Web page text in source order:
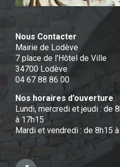
Nous Contacter
Mairie de Lodève
7 place de l'Hôtel de Ville
34700 Lodève
04 67 88 86 00
Nos horaires d’ouverture
Lundi, mercredi et jeudi : de
à 17h15
Mardi et vendredi : de 8h15